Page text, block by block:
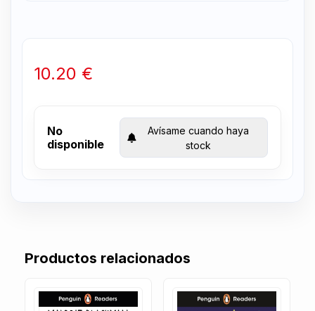
10.20 €
No
disponible
Avísame cuando haya
stock
Productos relacionados